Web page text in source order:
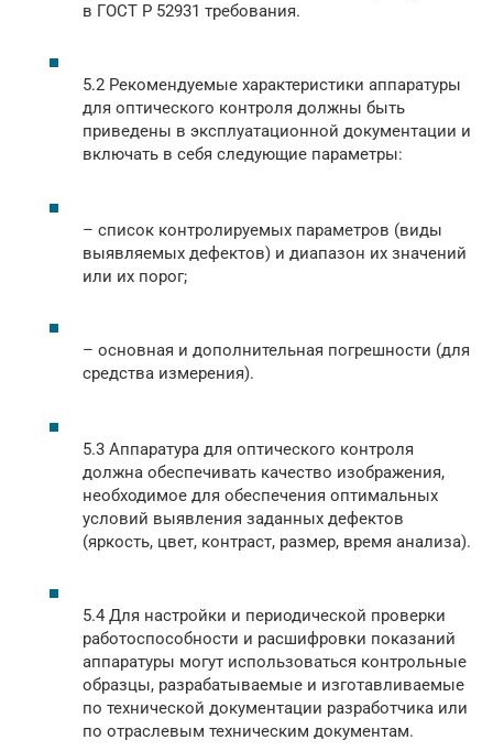
в ГОСТ Р 52931 требования.
5.2 Рекомендуемые характеристики аппаратуры
для оптического контроля должны быть
приведены в эксплуатационной документации и
включать в себя следующие параметры:
– список контролируемых параметров (виды
выявляемых дефектов) и диапазон их значений
или их порог;
– основная и дополнительная погрешности (для
средства измерения).
5.3 Аппаратура для оптического контроля
должна обеспечивать качество изображения,
необходимое для обеспечения оптимальных
условий выявления заданных дефектов
(яркость, цвет, контраст, размер, время анализа).
5.4 Для настройки и периодической проверки
работоспособности и расшифровки показаний
аппаратуры могут использоваться контрольные
образцы, разрабатываемые и изготавливаемые
по технической документации разработчика или
по отраслевым техническим документам.